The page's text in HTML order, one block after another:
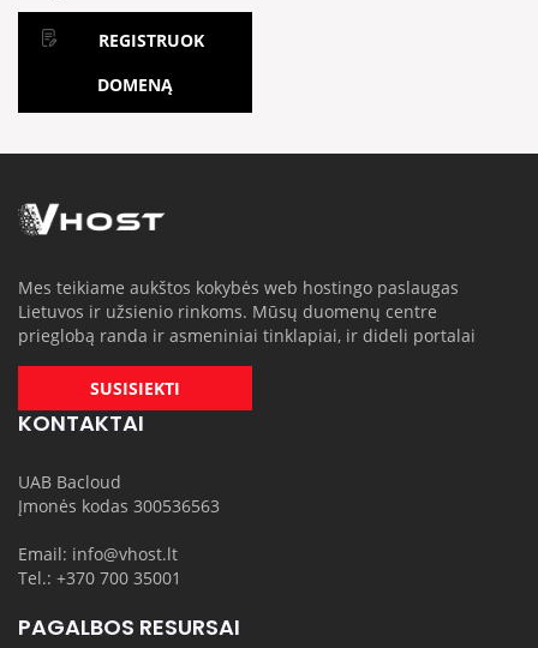
REGISTRUOK
DOMENĄ
Mes teikiame aukštos kokybės web hostingo paslaugas
Lietuvos ir užsienio rinkoms. Mūsų duomenų centre
prieglobą randa ir asmeniniai tinklapiai, ir dideli portalai
SUSISIEKTI
KONTAKTAI
UAB Bacloud
Įmonės kodas 300536563
Email: info@vhost.lt
Tel.: +370 700 35001
PAGALBOS RESURSAI